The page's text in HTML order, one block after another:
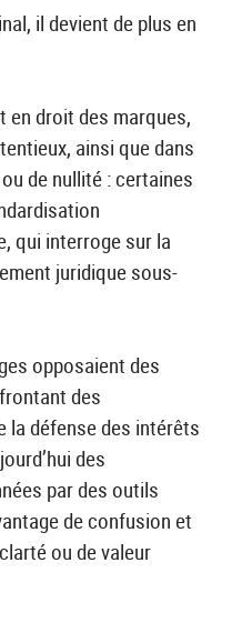
il devient de plus en
en droit des marques,
ainsi que dans
de nullité : certaines
qui interroge sur la
juridique sous-
opposaient des
des
la défense des intérêts
des
par des outils
de confusion et
ou de valeur